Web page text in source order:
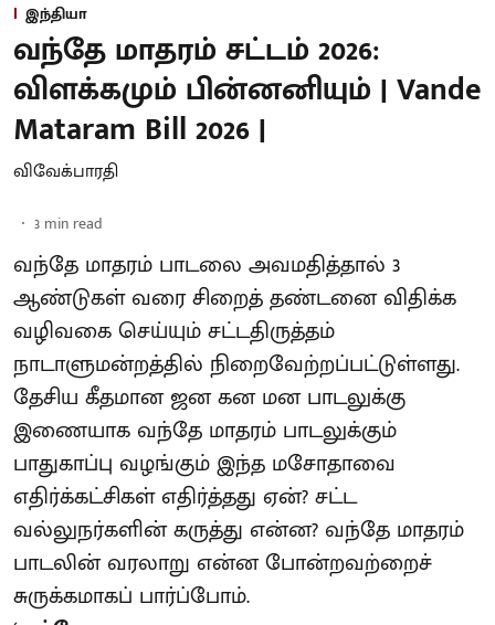
இந்தியா
வந்தே மாதரம் சட்டம் 2026:
விளக்கமும் பின்னனியும் | Vande
Mataram Bill 2026 |
விவேக்பாரதி
3 min read
வந்தே மாதரம் பாடலை அவமதித்தால் 3
ஆண்டுகள் வரை சிறைத் தண்டனை விதிக்க
வழிவகை செய்யும் சட்டதிருத்தம்
நாடாளுமன்றத்தில் நிறைவேற்றப்பட்டுள்ளது.
தேசிய கீதமான ஜன கன மன பாடலுக்கு
இணையாக வந்தே மாதரம் பாடலுக்கும்
பாதுகாப்பு வழங்கும் இந்த மசோதாவை
எதிர்க்கட்சிகள் எதிர்த்தது ஏன்? சட்ட
வல்லுநர்களின் கருத்து என்ன? வந்தே மாதரம்
பாடலின் வரலாறு என்ன போன்றவற்றைச்
சுருக்கமாகப் பார்ப்போம்.